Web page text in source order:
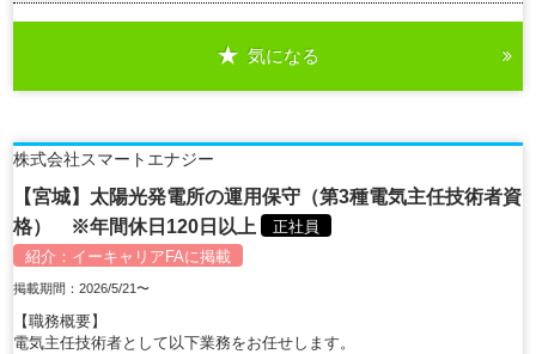
気になる
株式会社スマートエナジー
【宮城】太陽光発電所の運用保守（第3種電気主任技術者資
格） ※年間休日120日以上
正社員
紹介： イーキャリアFAに掲載
掲載期間：2026/5/21〜
【職務概要】
電気主任技術者として以下業務をお任せします。